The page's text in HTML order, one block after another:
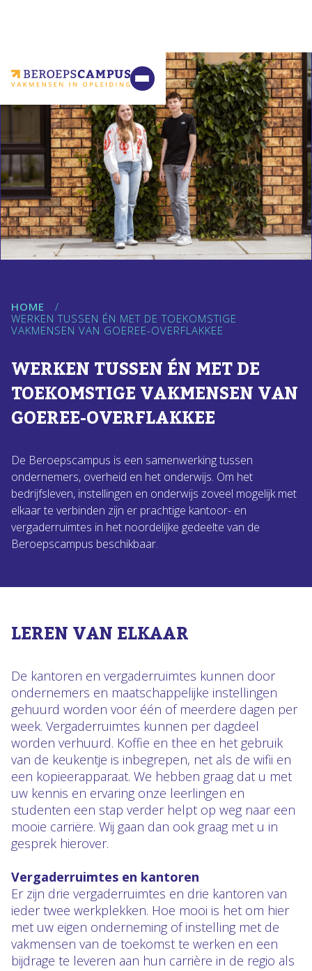
Contact
HOME /
WERKEN TUSSEN ÉN MET DE TOEKOMSTIGE
VAKMENSEN VAN GOEREE-OVERFLAKKEE
WERKEN TUSSEN ÉN MET DE
TOEKOMSTIGE VAKMENSEN VAN
GOEREE-OVERFLAKKEE
De Beroepscampus is een samenwerking tussen
ondernemers, overheid en het onderwijs. Om het
bedrijfsleven, instellingen en onderwijs zoveel mogelijk met
elkaar te verbinden zijn er prachtige kantoor- en
vergaderruimtes in het noordelijke gedeelte van de
Beroepscampus beschikbaar.
LEREN VAN ELKAAR
De kantoren en vergaderruimtes kunnen door
ondernemers en maatschappelijke instellingen
gehuurd worden voor één of meerdere dagen per
week. Vergaderruimtes kunnen per dagdeel
worden verhuurd. Koffie en thee en het gebruik
van de keukentje is inbegrepen, net als de wifii en
een kopieerapparaat. We hebben graag dat u met
uw kennis en ervaring onze leerlingen en
studenten een stap verder helpt op weg naar een
mooie carriëre. Wij gaan dan ook graag met u in
gesprek hierover.
Vergaderruimtes en kantoren
Er zijn drie vergaderruimtes en drie kantoren van
ieder twee werkplekken. Hoe mooi is het om hier
met uw eigen onderneming of instelling met de
vakmensen van de toekomst te werken en een
bijdrage te leveren aan hun carrière in de regio als